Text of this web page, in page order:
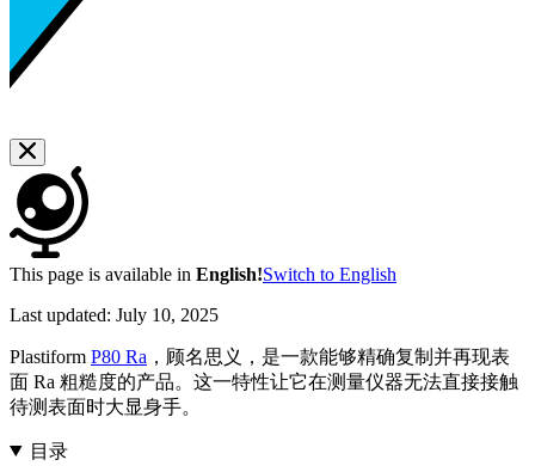
This page is available in English!Switch to English
Last updated: July 10, 2025
Plastiform P80 Ra ，顾名思义，是一款能够精确复制并再现表
面 Ra 粗糙度的产品。这一特性让它在测量仪器无法直接接触
待测表面时大显身手。
目录